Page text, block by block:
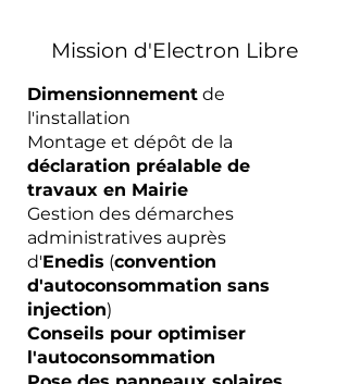
Mission d'Electron Libre
Dimensionnement de
l'installation
Montage et dépôt de la
déclaration préalable de
travaux en Mairie
Gestion des démarches
administratives auprès
d'Enedis (convention
d'autoconsommation sans
injection)
Conseils pour optimiser
l'autoconsommation